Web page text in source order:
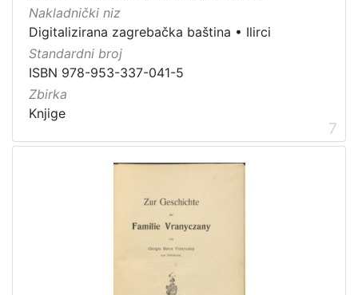
Nakladnički niz
Digitalizirana zagrebačka baština • Ilirci
Standardni broj
ISBN 978-953-337-041-5
Zbirka
Knjige
7